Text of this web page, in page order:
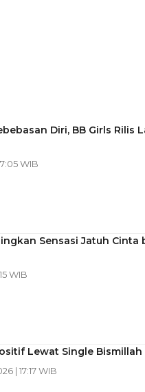
Diri, BB Girls Rilis
WIB
Sensasi Jatuh Cinta
WIB
Lewat Single Bismillah
| 17:17 WIB